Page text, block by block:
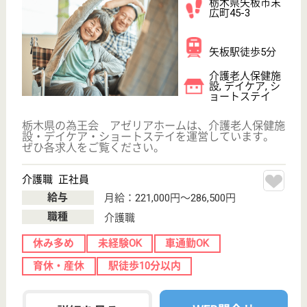
プライバシーポリシー 運営会社
採用ご担当者様へ お知らせ
看護師の求人・転職なら
介護職求人支援サービス『クリックジョブ介護』運営会社:
ライフワンズ株式会社 ( 厚生労働大臣許可 )13- ユ -303765
Copyright©LifeOnes Ltd. All Rights Reserved